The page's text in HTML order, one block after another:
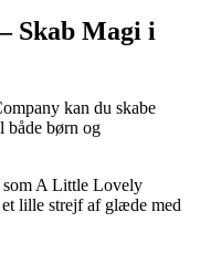
Skab Magi i
kan du skabe
både børn og
som A Little Lovely
lille strejf af glæde med